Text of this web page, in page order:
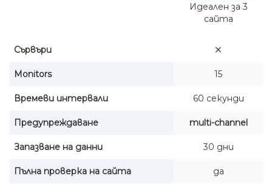
Сървъри
Monitors
Времеви интервали
Предупреждаване
Запазване на данни
Пълна проверка на сайта
Идеален за 3
сайта
15
60 секунди
multi-channel
30 дни
да